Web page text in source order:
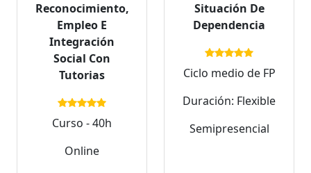
Reconocimiento,
Empleo E
Integración
Social Con
Tutorias
Curso - 40h
Online
Situación De
Dependencia
Ciclo medio de FP
Duración: Flexible
Semipresencial